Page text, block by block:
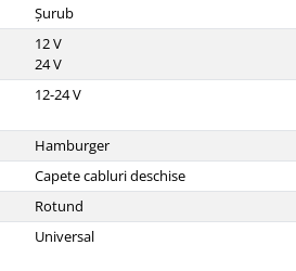
Șurub
12V
24V
12-24V
Hamburger
Capete cabluri deschise
Rotund
Universal